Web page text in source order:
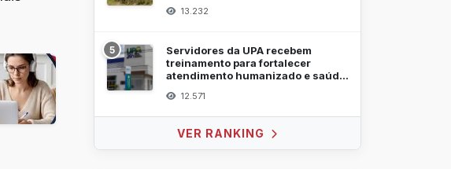
13.232
5
Servidores da UPA recebem
treinamento para fortalecer
atendimento humanizado e saúde
12.571
VER RANKING